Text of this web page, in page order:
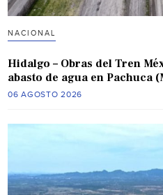
NACIONAL
Hidalgo – Obras del Tren
abasto de agua en Pachuca
06 AGOSTO 2026